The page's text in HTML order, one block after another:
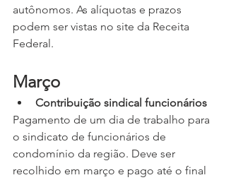
autônomos. As alíquotas e prazos
podem ser vistas no site da Receita
Federal.
Março
Contribuição sindical funcionários
Pagamento de um dia de trabalho para
o sindicato de funcionários de
condomínio da região. Deve ser
recolhido em março e pago até o final